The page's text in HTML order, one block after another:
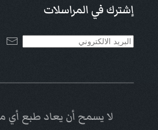
إشترك في المراسلات
لا يسمح أن يعاد طبع أي